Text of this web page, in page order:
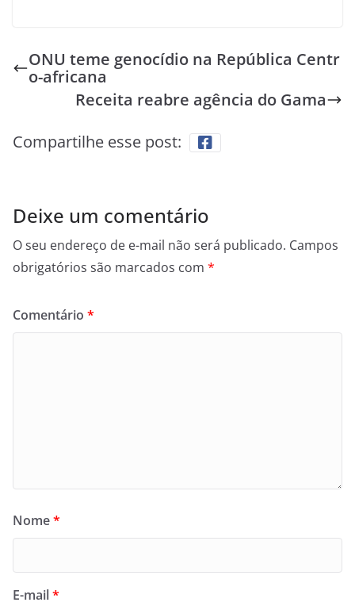
ONU teme genocídio na República Centr
o-africana
Receita reabre agência do Gama
Compartilhe esse post:
Deixe um comentário
O seu endereço de e-mail não será publicado. Campos
obrigatórios são marcados com *
Comentário *
Nome*
E-mail*